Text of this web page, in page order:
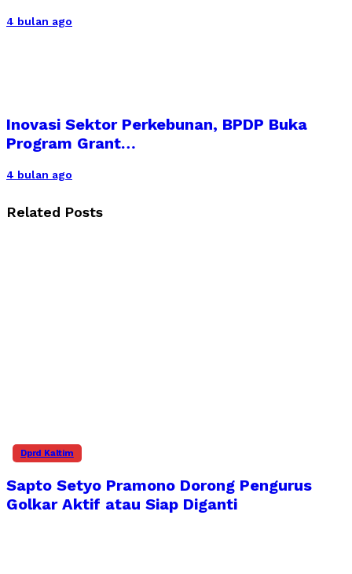
4 bulan ago
Inovasi Sektor Perkebunan, BPDP Buka
Program Grant…
4 bulan ago
Related Posts
Dprd Kaltim
Sapto Setyo Pramono Dorong Pengurus
Golkar Aktif atau Siap Diganti